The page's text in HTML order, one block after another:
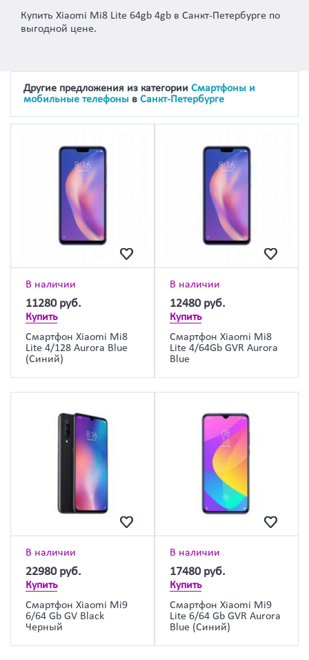
Купить Xiaomi Mi8 Lite 64gb 4gb в Санкт-Петербурге по
выгодной цене.
Другие предложения из категории Cмартфоны и
мобильные телефоны в Санкт-Петербурге
В наличии
11280 руб.
Купить
Смартфон Xiaomi Mi8
Lite 4/128 Aurora Blue
(Синий)
В наличии
12480 руб.
Купить
Смартфон Xiaomi Mi8
Lite 4/64Gb GVR Aurora
Blue
В наличии
22980 руб.
Купить
Смартфон Xiaomi Mi9
6/64 Gb GV Black
Черный
В наличии
17480 руб.
Купить
Смартфон Xiaomi Mi9
Lite 6/64 Gb GVR Aurora
Blue (Синий)